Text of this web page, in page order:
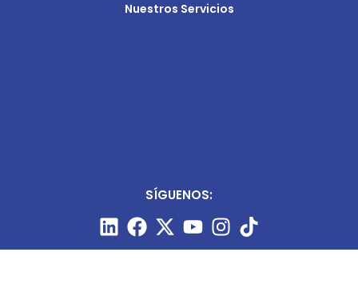
Nuestros Servicios
SÍGUENOS: